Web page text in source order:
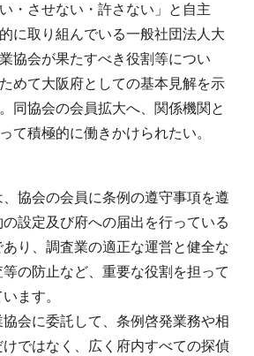
・させない・許さない」と自主
に取り組んでいる一般社団法人大
協会が果たすべき役割等につい
めて大阪府としての基本見解を示
同協会の会員拡大へ、関係機関と
て積極的に働きかけられたい。
協会の会員に条例の遵守事項を遵
設定及び府への届出を行っている
り、調査業の適正な運営と健全な
の防止など、重要な役割を担って
ます。
会に委託して、条例啓発業務や相
ではなく、広く府内すべての探偵